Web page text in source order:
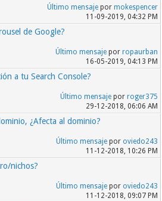
Último mensajepor mokespencer
11-09-2019, 04:32 PM
de Google?
Último mensajepor ropaurban
16-05-2019, 04:13 PM
a tu Search Console?
Último mensajepor roger375
29-12-2018, 06:06 AM
¿Afecta al dominio?
Último mensajepor oviedo243
11-12-2018, 10:26 PM
nichos?
Último mensajepor oviedo243
11-12-2018, 09:07 PM